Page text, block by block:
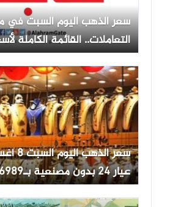
سعر الذهب اليوم السبت في
التعاملات.. القائمة الكاملة
والشراء
عيار 24 بدون مصنعية بـ6989 جنيها